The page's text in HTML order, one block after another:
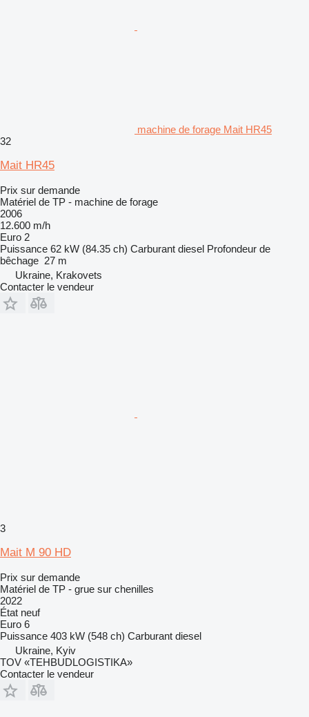
machine de forage Mait HR45
32
Mait HR45
Prix sur demande
Matériel de TP - machine de forage
2006
12.600 m/h
Euro 2
Puissance 62 kW (84.35 ch) Carburant diesel Profondeur de
bêchage 27 m
Ukraine, Krakovets
Contacter le vendeur
3
Mait M 90 HD
Prix sur demande
Matériel de TP - grue sur chenilles
2022
État neuf
Euro 6
Puissance 403 kW (548 ch) Carburant diesel
Ukraine, Kyiv
TOV «TEHBUDLOGISTIKA»
Contacter le vendeur